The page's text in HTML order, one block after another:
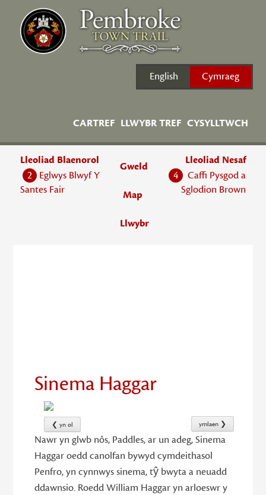
content
English Cymraeg
CARTREF LLWYBR TREF CYSYLLTWCH
Lleoliad Blaenorol
2 Eglwys Blwyf Y
Santes Fair
Gweld
Map
Llwybr
Lleoliad Nesaf
4
Caffi Pysgod a
Sglodion Brown
Sinema Haggar
❮ yn ol ymlaen ❯
Nawr yn glwb nôs, Paddles, ar un adeg, Sinema
Haggar oedd canolfan bywyd cymdeithasol
Penfro, yn cynnwys sinema, tŷ bwyta a neuadd
ddawnsio. Roedd William Haggar yn arloeswr y